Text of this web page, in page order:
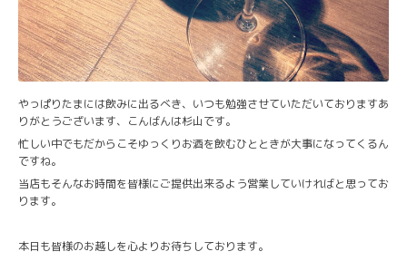
やっぱりたまには飲みに出るべき、いつも勉強させていただいておりますあ
りがとうございます、こんばんは杉山です。
忙しい中でもだからこそゆっくりお酒を飲むひとときが大事になってくるん
ですね。
当店もそんなお時間を皆様にご提供出来るよう営業していければと思ってお
ります。
本日も皆様のお越しを心よりお待ちしております。